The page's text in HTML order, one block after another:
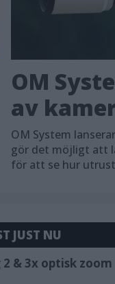
OM
av
OM System
gör det möjligt att
för att se hur
JUST NU
& 3x optisk zoom